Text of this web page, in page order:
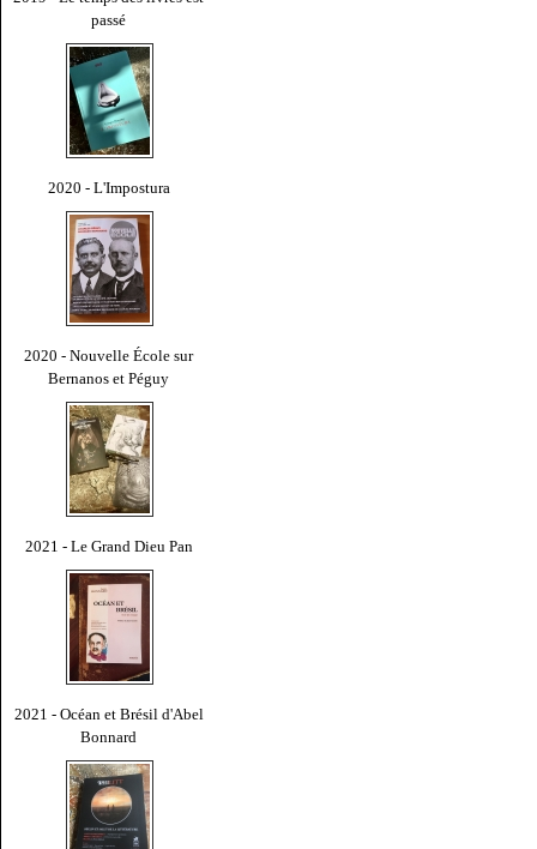
passé
2020 - L'Impostura
2020 - Nouvelle École sur
Bernanos et Péguy
2021 - Le Grand Dieu Pan
2021 - Océan et Brésil d'Abel
Bonnard